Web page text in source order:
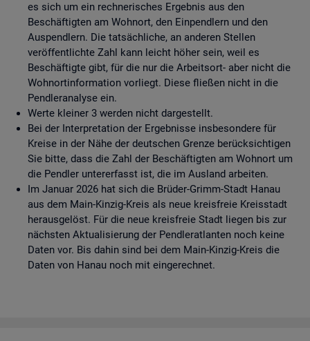
es sich um ein rechnerisches Ergebnis aus den
Beschäftigten am Wohnort, den Einpendlern und den
Auspendlern. Die tatsächliche, an anderen Stellen
veröffentlichte Zahl kann leicht höher sein, weil es
Beschäftigte gibt, für die nur die Arbeitsort- aber nicht die
Wohnortinformation vorliegt. Diese fließen nicht in die
Pendleranalyse ein.
Werte kleiner 3 werden nicht dargestellt.
Bei der Interpretation der Ergebnisse insbesondere für
Kreise in der Nähe der deutschen Grenze berücksichtigen
Sie bitte, dass die Zahl der Beschäftigten am Wohnort um
die Pendler untererfasst ist, die im Ausland arbeiten.
Im Januar 2026 hat sich die Brüder-Grimm-Stadt Hanau
aus dem Main-Kinzig-Kreis als neue kreisfreie Kreisstadt
herausgelöst. Für die neue kreisfreie Stadt liegen bis zur
nächsten Aktualisierung der Pendleratlanten noch keine
Daten vor. Bis dahin sind bei dem Main-Kinzig-Kreis die
Daten von Hanau noch mit eingerechnet.